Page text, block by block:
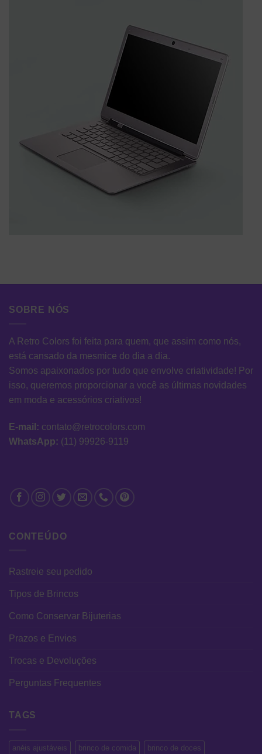
SOBRE NÓS
A Retro Colors foi feita para quem, que assim como nós,
está cansado da mesmice do dia a dia.
Somos apaixonados por tudo que envolve criatividade! Por
isso, queremos proporcionar a você as últimas novidades
em moda e acessórios criativos!
E-mail: contato@retrocolors.com
WhatsApp: (11) 99926-9119
CONTEÚDO
Rastreie seu pedido
Tipos de Brincos
Como Conservar Bijuterias
Prazos e Envios
Trocas e Devoluções
Perguntas Frequentes
TAGS
anéis ajustáveis brinco de comida brinco de doces